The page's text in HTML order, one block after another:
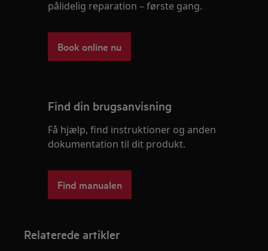
pålidelig reparation – første gang.
Book online nu
Find din brugsanvisning
Få hjælp, find instruktioner og anden
dokumentation til dit produkt.
Find manualen
Relaterede artikler